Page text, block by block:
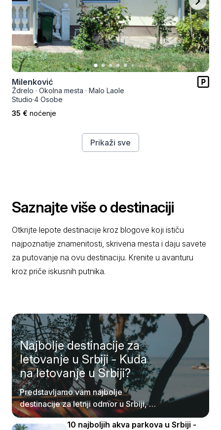
Milenković
Ždrelo · Okolna mesta · Malo Laole
Studio·4 Osobe
35 € noćenje
Prikaži sve
Saznajte više o destinaciji
Otkrijte lepote destinacije kroz blogove koji ističu
najpoznatije znamenitosti, skrivena mesta i daju savete
za putovanje na ovu destinaciju. Krenite u avanturu
kroz priče iskusnih putnika.
Najbolje destinacije za
letovanje u Srbiji - Kuda
na letovanje u Srbiji?
Predstavljamo vam najbolje
destinacije za letnji odmor u Srbiji, od
planina do jezera.
10 najboljih akva parkova u Srbiji -